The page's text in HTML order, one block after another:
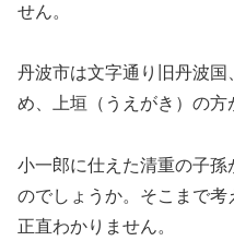
せん。
丹波市は文字通り旧丹波
め、上垣（うえがき）の方
小一郎に仕えた清重の子
のでしょうか。そこまで考
正直わかりません。